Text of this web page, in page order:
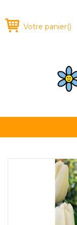
Votre panier()